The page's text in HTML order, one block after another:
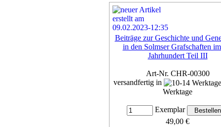
Beiträge zur Geschichte und
in den Solmser Grafschaften
Jahrhundert Teil III
Art-Nr. CHR-00300
versandfertig in
Werktage
Exemplar
49,00 €